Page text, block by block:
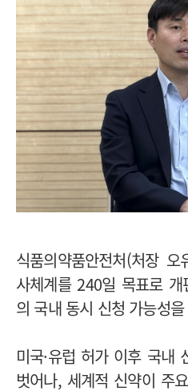
식품의약품안전처(처장
사체계를 240일 목표로
의 국내 동시 신청 가능성
미국·유럽 허가 이후 국내
벗어나, 세계적 신약이 주